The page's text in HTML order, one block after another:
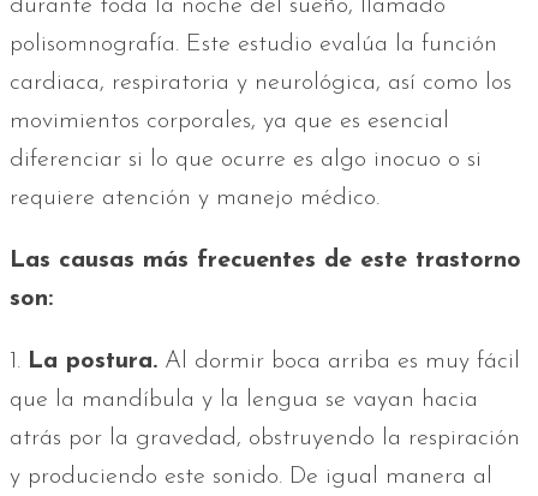
durante toda la noche del sueño, llamado
polisomnografía. Este estudio evalúa la función
cardiaca, respiratoria y neurológica, así como los
movimientos corporales, ya que es esencial
diferenciar si lo que ocurre es algo inocuo o si
requiere atención y manejo médico.
Las causas más frecuentes de este trastorno
son:
1. La postura. Al dormir boca arriba es muy fácil
que la mandíbula y la lengua se vayan hacia
atrás por la gravedad, obstruyendo la respiración
y produciendo este sonido. De igual manera al